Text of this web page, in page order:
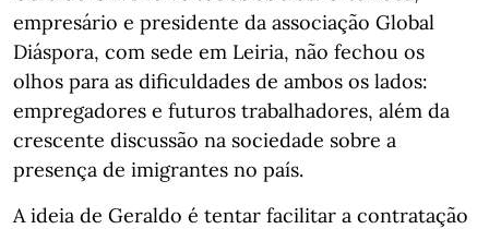
empresário e presidente da associação Global
Diáspora, com sede em Leiria, não fechou os
olhos para as dificuldades de ambos os lados:
empregadores e futuros trabalhadores, além da
crescente discussão na sociedade sobre a
presença de imigrantes no país.
A ideia de Geraldo é tentar facilitar a contratação